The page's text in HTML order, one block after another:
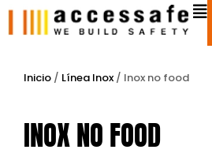
Inicio / Línea Inox/ Inox no food
INOX NO FOOD